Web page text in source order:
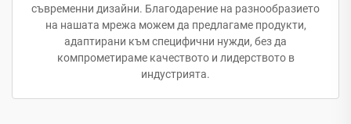
съвременни дизайни. Благодарение на разнообразието
на нашата мрежа можем да предлагаме продукти,
адаптирани към специфични нужди, без да
компрометираме качеството и лидерството в
индустрията.